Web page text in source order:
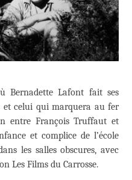
Bernadette Lafont fait ses
et celui qui marquera au fer
entre François Truffaut et
et complice de l’école
les salles obscures, avec
Les Films du Carrosse.